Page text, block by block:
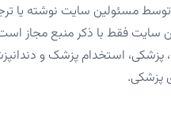
مسئولین سایت نوشته یا
سایت فقط با ذکر منبع مجاز
استخدام پزشک و